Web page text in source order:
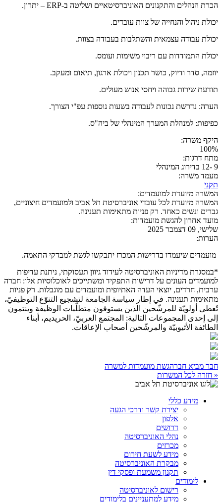
הכרת הנהלים והתקנונים האוניברסיטאיים ושליטה ב-ERP – יתרון.
יכולת ניהול והנחייה של צוות עובדים.
יכולת עבודה עצמאית והשתלבות בעבודה בצוות.
יכולת התמודדות עם ריבוי משימות ועומס.
יוזמה, סדר ודיוק, כושר תכנון ויכולת ארגון, תיאום ומעקב.
תודעת שירות גבוהה ויחסי אנוש מעולים.
הערה: נדרשת נכונות לעבודה בשעות נוספות עפ"י הצורך.
כפיפות: למנהלת המערך המינהלי של ביה"ס.
היקף משרה:
100%
מתח דרגות:
9 -12 בדירוג המינהלי
מעמד משרה:
תקני
המשרה מיועדת למועמדים:
המשרה מיועדת לכל עובדי אוניברסיטת תל אביב ולמועמדים חיצוניים,
גברים ונשים כאחד. רק פניות מתאימות תענינה.
מועד אחרון להגשת מועמדות:
שלישי, 09 דצמבר 2025
הערות:
מועמדים שיעמדו בדרישות המכרז יתבקשו לגשת למבדקי התאמה.
*במסגרת מדיניות האוניברסיטה לעידוד גיוון תעסוקתי, ניתנת עדיפות
למועמדים העונים על דרישות התפקיד ומשתייכים לאוכלוסיות אלו: חברה
ערבית, חרדים, יוצאי העדה האתיופית ומועמדים עם מוגבלות. רק פניות
מתאימות תענינה. في إطار سياسة الجامعة لتشجيع التنوّع التوظيفيّ،
تُعطى أولويّة للمرشّحين الذين يستوفون متطلّبات الوظيفة وينتمون
إلى إحدى المجموعات التالية: المجتمع العربيّ، الحريديم، أبناء
الطائفة الأثيوبيّة والمرشّحين أصحاب الإعاقات.
חבר מביא חברהגשת מועמדות למשרה
« חזרה לכל המשרות
מידע כללי
יצירת קשר ודרכי הגעה
אלפון
דרושים
נהלי האוניברסיטה
מכרזים
מידע לשעת חירום
מבקרת האוניברסיטה
תקנון משמעת ופסקי דין
לימודים
רישום לאוניברסיטה
מידע למתעניינים בלימודים